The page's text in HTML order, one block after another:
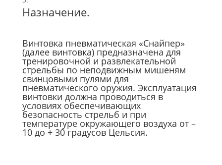
Назначение.
Винтовка пневматическая «Снайпер»
(далее винтовка) предназначена для
тренировочной и развлекательной
стрельбы по неподвижным мишеням
свинцовыми пулями для
пневматического оружия. Эксплуатация
винтовки должна проводиться в
условиях обеспечивающих
безопасность стрельб и при
температуре окружающего воздуха от –
10 до + 30 градусов Цельсия.